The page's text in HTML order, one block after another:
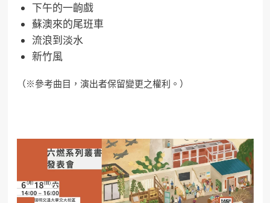
下午的一齣戲
蘇澳來的尾班車
流浪到淡水
新竹風
（※參考曲目，演出者保留變更之權利。）